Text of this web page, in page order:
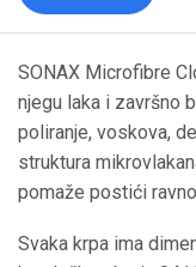
SONAX Microfibre
njegu laka i završno
poliranje, voskova,
struktura
pomaže postići
Svaka krpa ima